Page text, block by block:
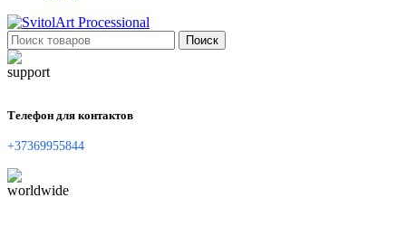
Поиск
Телефон для контактов
+37369955844